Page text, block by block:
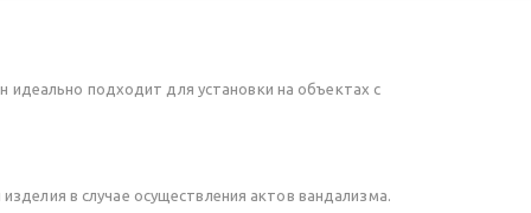
подходит для установки на объектах с
в случае осуществления актов вандализма.